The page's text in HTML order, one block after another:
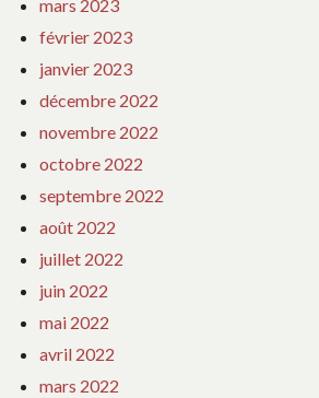
mars 2023
février 2023
janvier 2023
décembre 2022
novembre 2022
octobre 2022
septembre 2022
août 2022
juillet 2022
juin 2022
mai 2022
avril 2022
mars 2022